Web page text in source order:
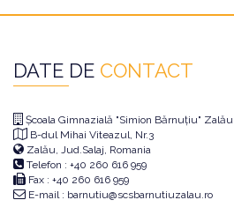
DATE DE CONTACT
Școala Gimnazială "Simion Bărnuțiu" Zalău
B-dul Mihai Viteazul, Nr.3
Zalău, Jud.Salaj, Romania
Telefon : +40 260 616 959
Fax : +40 260 616 959
E-mail : barnutiu@scsbarnutiuzalau.ro